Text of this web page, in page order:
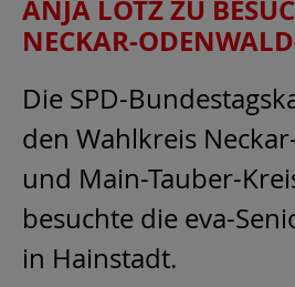
ANJA LOTZ ZU
NECKAR-
Die SPD-
den Wahlkreis
und Main-Tauber-
besuchte die eva-
in Hainstadt.